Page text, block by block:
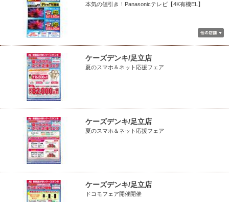
本気の値引き！Panasonicテレビ【4K有機EL】
ケーズデンキ/足立店
夏のスマホ＆ネット応援フェア
ケーズデンキ/足立店
夏のスマホ＆ネット応援フェア
ケーズデンキ/足立店
ドコモフェア開催開催